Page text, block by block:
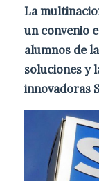
La
un convenio
alumnos de
soluciones y
innovadoras